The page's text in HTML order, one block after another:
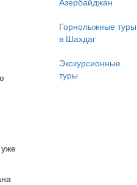
Горнолыжные туры
в Шахдаг
Экскурсионные
туры